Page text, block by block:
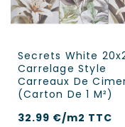
Secrets White
Carrelage Style
Carreaux De
(carton De 1 M²)
32.99 €/m2 TTC